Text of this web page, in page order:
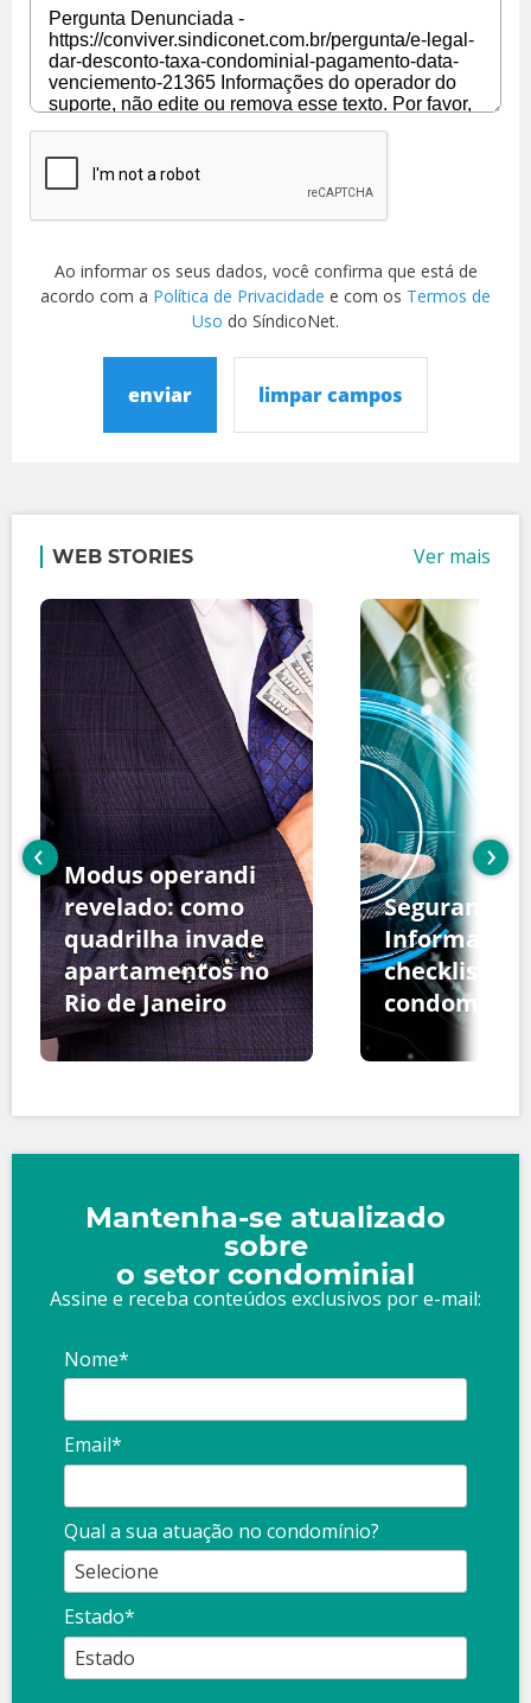
Ao informar os seus dados, você confirma que está de
acordo com a Política de Privacidade e com os Termos de
Uso do SíndicoNet.
enviar limpar campos
WEB STORIES Ver mais
Modus operandi
revelado: como
quadrilha invade
apartamentos no
Rio de Janeiro
Segurança
Informação:
checklist
‹ ›
Mantenha-se atualizado
sobre
o setor condominial
Assine e receba conteúdos exclusivos por e-mail:
Nome*
Email*
Qual a sua atuação no condomínio?
Estado*